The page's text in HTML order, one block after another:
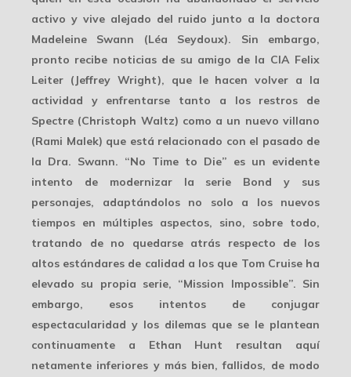
activo y vive alejado del ruido junto a la doctora
Madeleine Swann (Léa Seydoux). Sin embargo,
pronto recibe noticias de su amigo de la CIA Felix
Leiter (Jeffrey Wright), que le hacen volver a la
actividad y enfrentarse tanto a los restros de
Spectre (Christoph Waltz) como a un nuevo villano
(Rami Malek) que está relacionado con el pasado de
la Dra. Swann. “No Time to Die” es un evidente
intento de modernizar la serie Bond y sus
personajes, adaptándolos no solo a los nuevos
tiempos en múltiples aspectos, sino, sobre todo,
tratando de no quedarse atrás respecto de los
altos estándares de calidad a los que Tom Cruise ha
elevado su propia serie, “Mission Impossible”. Sin
embargo, esos intentos de conjugar
espectacularidad y los dilemas que se le plantean
continuamente a Ethan Hunt resultan aquí
netamente inferiores y más bien, fallidos, de modo